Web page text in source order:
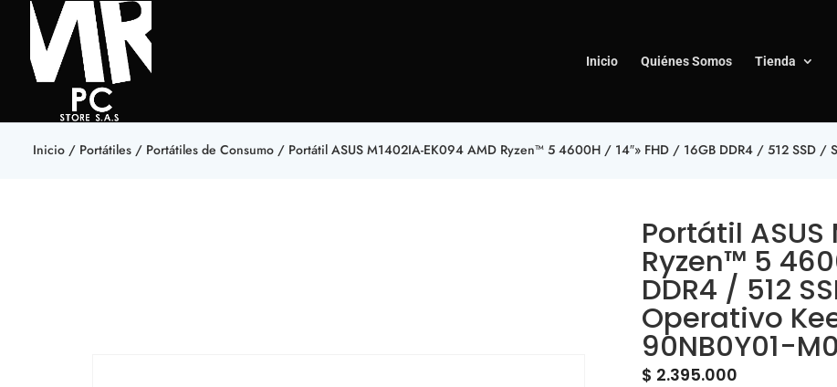
Inicio Quiénes Somos Tienda
Inicio/ Portátiles/ Portátiles de Consumo/ Portátil ASUS‎ M1402IA-EK094 AMD Ryzen™ 5 4600H / 14″» FHD / 16GB DDR4 / 512 SSD
Portátil ASUS‎
Ryzen™ 5
DDR4 / 512
Operativo
90NB0Y01-
$ 2.395.000